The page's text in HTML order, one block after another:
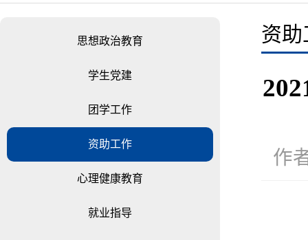
思想政治教育
学生党建
团学工作
资助工作
心理健康教育
就业指导
资助
作